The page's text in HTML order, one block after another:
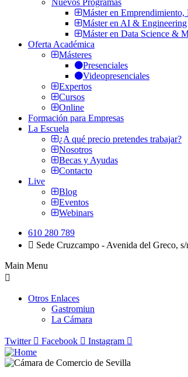
Nuevos Programas
Máster en
Máster en AI & Engineering
Máster en Data Science &
Oferta Académica
Másteres
Presenciales
Videopresenciales
Expertos
Cursos
Online
Formación para Empresas
La Escuela
¿A qué precio pretendes trabajar?
Nosotros
Becas y Ayudas
Contacto
Live
Blog
Eventos
Webinars
610 280 789
Sede Cruzcampo - Avenida del Greco,
Main Menu
Otros Enlaces
Gastromiun
La Cámara
Twitter Facebook Instagram